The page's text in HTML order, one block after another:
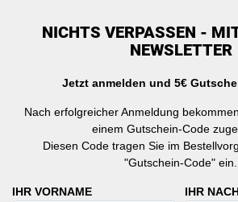
NICHTS VERPASSEN -
NEWSLETTER
Jetzt anmelden und 5€
Nach erfolgreicher Anmeldung
einem Gutschein-Code
Diesen Code tragen Sie im
"Gutschein-Code" ein.
IHR VORNAME IHR